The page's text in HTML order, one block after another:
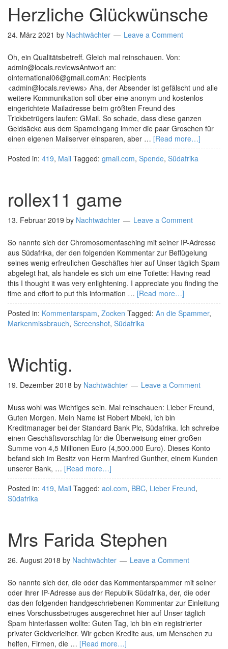
Herzliche Glückwünsche
24. März 2021 by Nachtwächter Leave a Comment
Oh, ein Qualitätsbetreff. Gleich mal reinschauen. Von:
admin@locals.reviewsAntwort an:
ointernational06@gmail.comAn: Recipients
<admin@locals.reviews> Aha, der Absender ist gefälscht und alle
weitere Kommunikation soll über eine anonym und kostenlos
eingerichtete Mailadresse beim größten Freund des
Trickbetrügers laufen: GMail. So schade, dass diese ganzen
Geldsäcke aus dem Spameingang immer die paar Groschen für
einen eigenen Mailserver einsparen, aber … [Read more…]
Posted in: 419, Mail Tagged: gmail.com, Spende, Südafrika
rollex11 game
13. Februar 2019 by Nachtwächter Leave a Comment
So nannte sich der Chromosomenfasching mit seiner IP-Adresse
aus Südafrika, der den folgenden Kommentar zur Beflügelung
seines wenig erfreulichen Geschäftes hier auf Unser täglich Spam
abgelegt hat, als handele es sich um eine Toilette: Having read
this I thought it was very enlightening. I appreciate you finding the
time and effort to put this information … [Read more…]
Posted in: Kommentarspam, Zocken Tagged: An die Spammer,
Markenmissbrauch, Screenshot, Südafrika
Wichtig.
19. Dezember 2018 by Nachtwächter Leave a Comment
Muss wohl was Wichtiges sein. Mal reinschauen: Lieber Freund,
Guten Morgen. Mein Name ist Robert Mbeki, ich bin
Kreditmanager bei der Standard Bank Plc, Südafrika. Ich schreibe
einen Geschäftsvorschlag für die Überweisung einer großen
Summe von 4,5 Millionen Euro (4,500.000 Euro). Dieses Konto
befand sich im Besitz von Herrn Manfred Gunther, einem Kunden
unserer Bank, … [Read more…]
Posted in: 419, Mail Tagged: aol.com, BBC, Lieber Freund,
Südafrika
Mrs Farida Stephen
26. August 2018 by Nachtwächter Leave a Comment
So nannte sich der, die oder das Kommentarspammer mit seiner
oder ihrer IP-Adresse aus der Republik Südafrika, der, die oder
das den folgenden handgeschriebenen Kommentar zur Einleitung
eines Vorschussbetruges ausgerechnet hier auf Unser täglich
Spam hinterlassen wollte: Guten Tag, ich bin ein registrierter
privater Geldverleiher. Wir geben Kredite aus, um Menschen zu
helfen, Firmen, die … [Read more…]